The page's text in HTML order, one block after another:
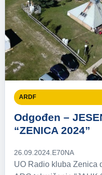
ARDF
Odgođen –
“ZENICA 2024”
26.09.2024.E70NA
UO Radio kluba Zenica